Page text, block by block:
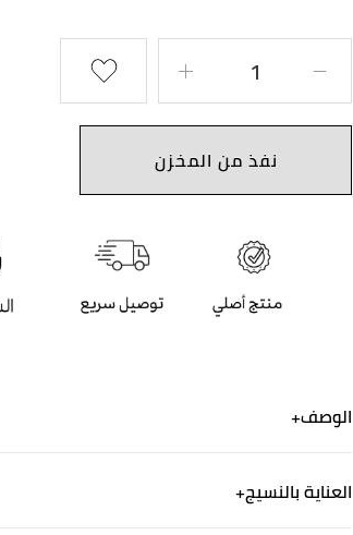
نفذ من المخزن
الوصف
وهو خيف الوزن والشفاف ذو ملمس مجعد
العناية بالنسيج